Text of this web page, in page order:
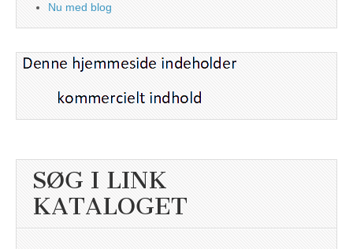
Nu med blog
SØG I LINK
KATALOGET